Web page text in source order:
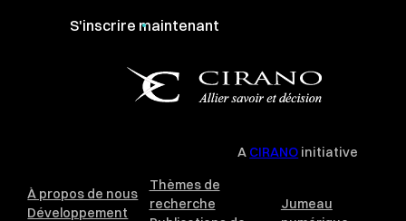
S'inscrire maintenant
A CIRANO initiative
À propos de nous
Développement
Thèmes de
recherche
Jumeau